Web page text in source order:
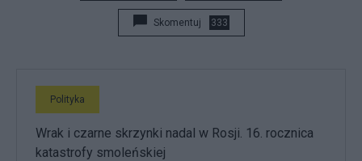
Skomentuj 333
Polityka
Wrak i czarne skrzynki nadal w Rosji. 16. rocznica
katastrofy smoleńskiej